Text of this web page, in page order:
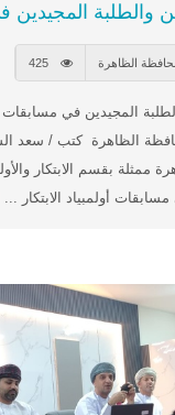
والطلبة
الظاهرة
المجيدين في مسابقات
الظاهرة كتب / سعد
ممثلة بقسم الابتكار
أولمبياد الابتكار ...